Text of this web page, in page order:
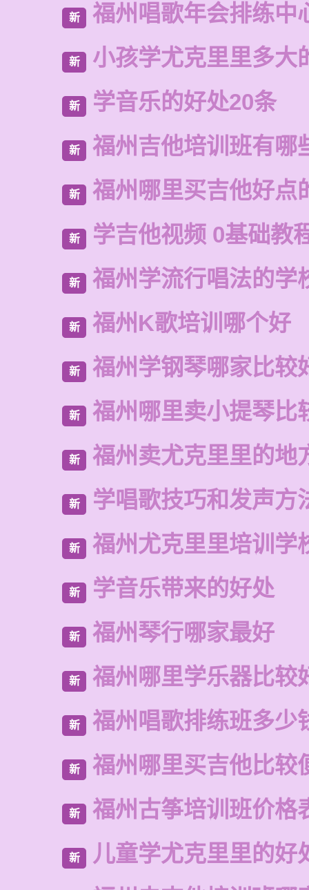
新 福州唱歌年会排练中
新 小孩学尤克里里多大
新 学音乐的好处20条
新 福州吉他培训班有哪
新 福州哪里买吉他好点
新 学吉他视频 0基础教
新 福州学流行唱法的学
新 福州K歌培训哪个好
新 福州学钢琴哪家比较
新 福州哪里卖小提琴比
新 福州卖尤克里里的地
新 学唱歌技巧和发声方
新 福州尤克里里培训学
新 学音乐带来的好处
新 福州琴行哪家最好
新 福州哪里学乐器比较
新 福州唱歌排练班多少
新 福州哪里买吉他比较
新 福州古筝培训班价格
新
儿童学尤克里里的好